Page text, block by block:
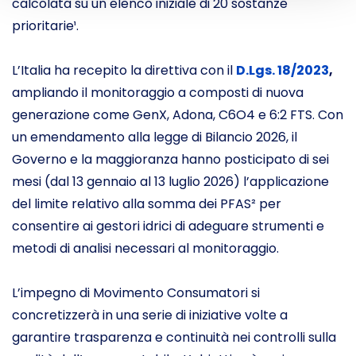
calcolata su un elenco iniziale di 20 sostanze
prioritarie¹.
L’Italia ha recepito la direttiva con il D.Lgs. 18/2023,
ampliando il monitoraggio a composti di nuova
generazione come GenX, Adona, C6O4 e 6:2 FTS. Con
un emendamento alla legge di Bilancio 2026, il
Governo e la maggioranza hanno posticipato di sei
mesi (dal 13 gennaio al 13 luglio 2026) l’applicazione
del limite relativo alla somma dei PFAS² per
consentire ai gestori idrici di adeguare strumenti e
metodi di analisi necessari al monitoraggio.
L’impegno di Movimento Consumatori si
concretizzerà in una serie di iniziative volte a
garantire trasparenza e continuità nei controlli sulla